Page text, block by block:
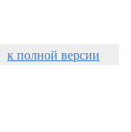
к полной версии